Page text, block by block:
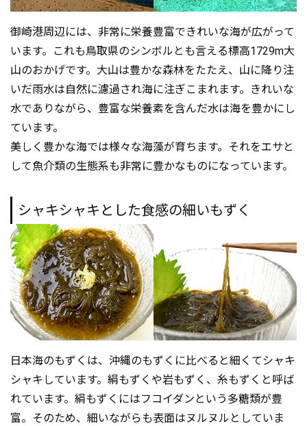
御崎港周辺には、非常に栄養豊富できれいな海が広がって
います。これも鳥取県のシンボルとも言える標高1729m大
山のおかげです。大山は豊かな森林をたたえ、山に降り注
いだ雨水は自然に濾過され海に注ぎこまれます。きれいな
水でありながら、豊富な栄養素を含んだ水は海を豊かにし
ています。
美しく豊かな海では様々な海藻が育ちます。それをエサと
して魚介類の生態系も非常に豊かなものになっています。
シャキシャキとした食感の細いもずく
日本海のもずくは、沖縄のもずくに比べると細くてシャキ
シャキしています。絹もずくや岩もずく、糸もずくと呼ば
れています。絹もずくにはフコイダンという多糖類が豊
富。そのため、細いながらも表面はヌルヌルとしていま